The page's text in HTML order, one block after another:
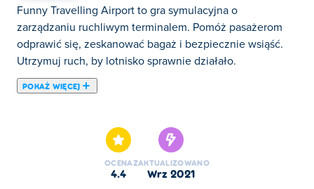
Funny Travelling Airport to gra symulacyjna o
zarządzaniu ruchliwym terminalem. Pomóż pasażerom
odprawić się, zeskanować bagaż i bezpiecznie wsiąść.
Utrzymuj ruch, by lotnisko sprawnie działało.
POKAŻ WIĘCEJ
kategorii: Gry Symulacyjne.
OCENA
4.4
ZAKTUALIZOWANO
wrz 2021